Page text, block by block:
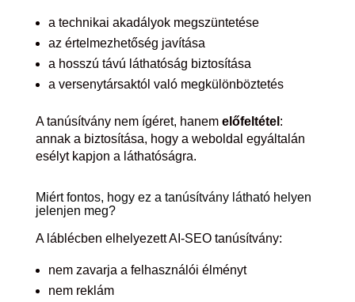
a technikai akadályok megszüntetése
az értelmezhetőség javítása
a hosszú távú láthatóság biztosítása
a versenytársaktól való megkülönböztetés
A tanúsítvány nem ígéret, hanem előfeltétel :
annak a biztosítása, hogy a weboldal egyáltalán
esélyt kapjon a láthatóságra.
Miért fontos, hogy ez a tanúsítvány látható helyen
jelenjen meg?
A láblécben elhelyezett AI-SEO tanúsítvány:
nem zavarja a felhasználói élményt
nem reklám